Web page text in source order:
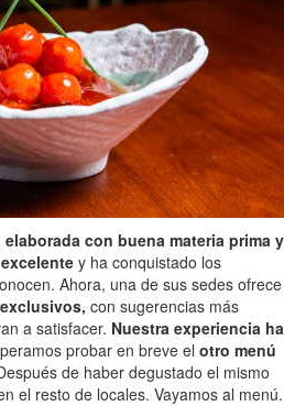
con buena materia prima y
y ha conquistado los
Ahora, una de sus sedes ofrece
con sugerencias más
a satisfacer. Nuestra experiencia ha
probar en breve el otro menú
de haber degustado el mismo
el resto de locales. Vayamos al menú.